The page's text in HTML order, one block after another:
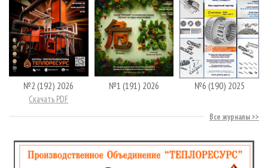
№2 (192) 2026
Скачать PDF
№1 (191) 2026 №6 (190) 2025
Все журналы